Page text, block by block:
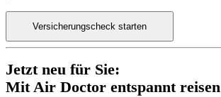
Versicherungscheck starten
Jetzt neu für Sie:
Mit Air Doctor entspannt reisen